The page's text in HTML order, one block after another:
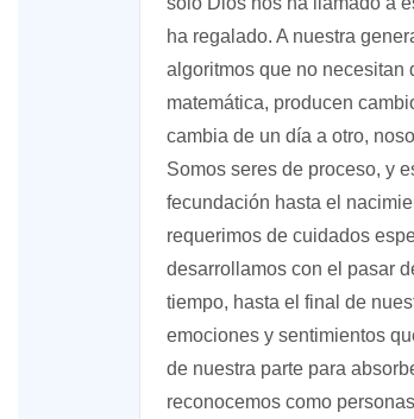
ha regalado. A nuestra
algoritmos que no necesitan
matemática, producen
cambia de un día a otro,
Somos seres de proceso, y
fecundación hasta el
requerimos de cuidados
desarrollamos con el pasar
tiempo, hasta el final de
emociones y sentimientos
de nuestra parte para
reconocemos como